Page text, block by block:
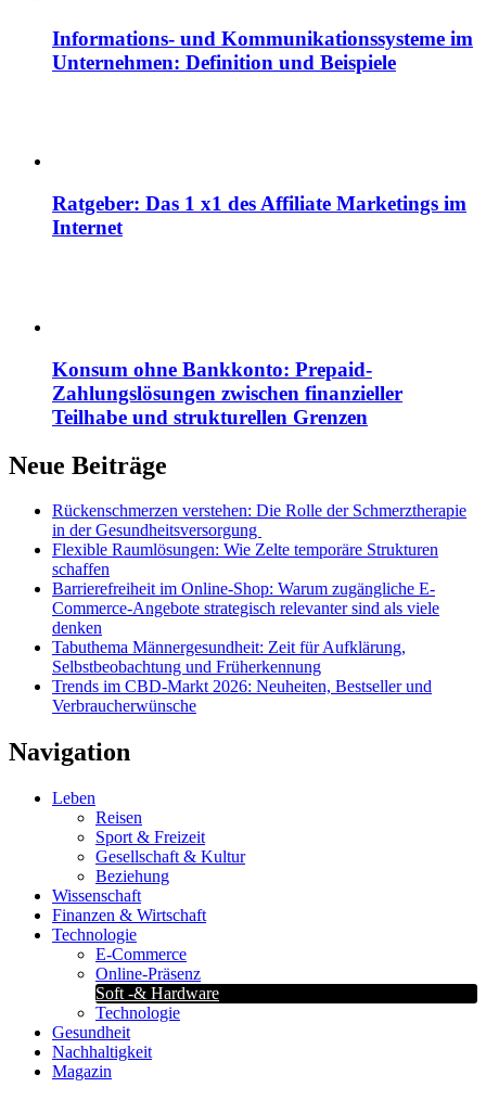
Informations- und Kommunikationssysteme im
Unternehmen: Definition und Beispiele
Ratgeber: Das 1 x1 des Affiliate Marketings im
Internet
Konsum ohne Bankkonto: Prepaid-
Zahlungslösungen zwischen finanzieller
Teilhabe und strukturellen Grenzen
Neue Beiträge
Rückenschmerzen verstehen: Die Rolle der Schmerztherapie
in der Gesundheitsversorgung
Flexible Raumlösungen: Wie Zelte temporäre Strukturen
schaffen
Barrierefreiheit im Online-Shop: Warum zugängliche E-
Commerce-Angebote strategisch relevanter sind als viele
denken
Tabuthema Männergesundheit: Zeit für Aufklärung,
Selbstbeobachtung und Früherkennung
Trends im CBD-Markt 2026: Neuheiten, Bestseller und
Verbraucherwünsche
Navigation
Leben
Reisen
Sport & Freizeit
Gesellschaft & Kultur
Beziehung
Wissenschaft
Finanzen & Wirtschaft
Technologie
E-Commerce
Online-Präsenz
Soft -& Hardware
Technologie
Gesundheit
Nachhaltigkeit
Magazin